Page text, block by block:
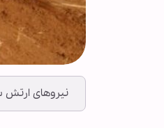
نیروهای ارتش